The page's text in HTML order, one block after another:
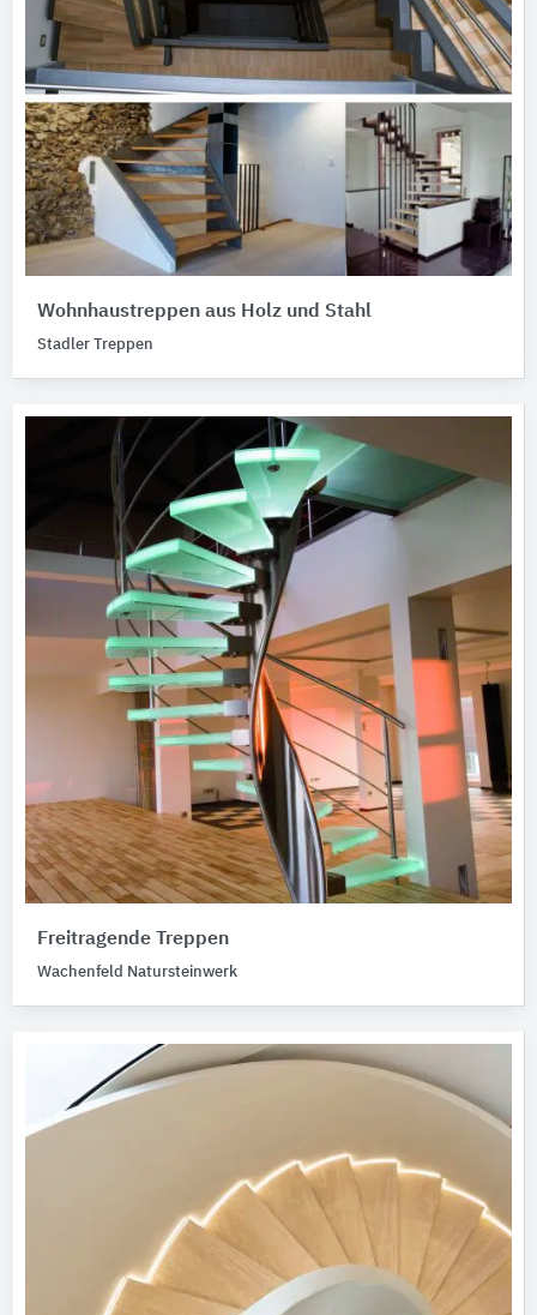
Wohnhaustreppen aus Holz und Stahl
Stadler Treppen
Freitragende Treppen
Wachenfeld Natursteinwerk